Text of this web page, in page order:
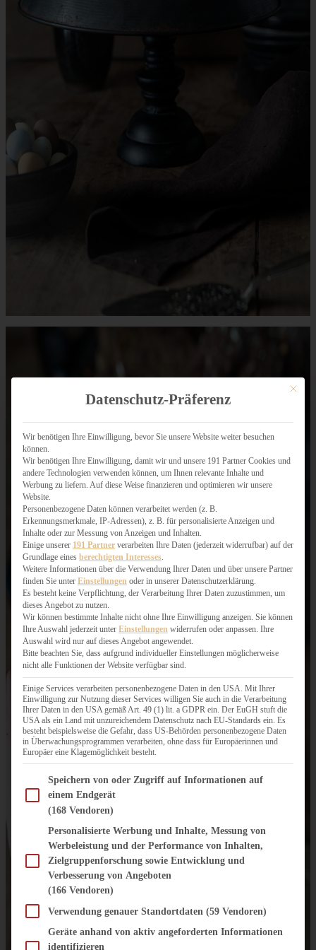
Mit
Datenschutz-Präferenz
Wir benötigen Ihre Einwilligung, bevor Sie unsere Website weiter besuchen
können.
Wir benötigen Ihre Einwilligung, damit wir und unsere 191 Partner Cookies und
andere Technologien verwenden können, um Ihnen relevante Inhalte und
Werbung zu liefern. Auf diese Weise finanzieren und optimieren wir unsere
Website.
Personenbezogene Daten können verarbeitet werden (z. B.
Erkennungsmerkmale, IP-Adressen), z. B. für personalisierte Anzeigen und
Inhalte oder zur Messung von Anzeigen und Inhalten.
Einige unserer 191 Partner verarbeiten Ihre Daten (jederzeit widerrufbar) auf der
Grundlage eines berechtigten Interesses
Weitere Informationen über die Verwendung Ihrer Daten und über unsere Partner
finden Sie unter Einstellungen oder in unserer Datenschutzerklärung.
Es besteht keine Verpflichtung, der Verarbeitung Ihrer Daten zuzustimmen, um
dieses Angebot zu nutzen.
Wir können bestimmte Inhalte nicht ohne Ihre Einwilligung anzeigen. Sie können
Ihre Auswahl jederzeit unter Einstellungen widerrufen oder anpassen. Ihre
Auswahl wird nur auf dieses Angebot angewendet.
Bitte beachten Sie, dass aufgrund individueller Einstellungen möglicherweise
nicht alle Funktionen der Website verfügbar sind.
Einige Services verarbeiten personenbezogene Daten in den USA. Mit Ihrer
Einwilligung zur Nutzung dieser Services willigen Sie auch in die Verarbeitung
Ihrer Daten in den USA gemäß Art. 49 (1) lit. a GDPR ein. Der EuGH stuft die
USA als ein Land mit unzureichendem Datenschutz nach EU-Standards ein. Es
besteht beispielsweise die Gefahr, dass US-Behörden personenbezogene Daten
in Überwachungsprogrammen verarbeiten, ohne dass für Europäerinnen und
Europäer eine Klagemöglichkeit besteht.
Im Folgenden finden Sie eine Liste der Zwecke des IAB Transparency and Consent
Speichern von oder Zugriff auf Informationen auf
einem Endgerät
(168 Vendoren)
Personalisierte Werbung und Inhalte, Messung von
Werbeleistung und der Performance von Inhalten,
Zielgruppenforschung sowie Entwicklung und
Verbesserung von Angeboten
(166 Vendoren)
Verwendung genauer Standortdaten (59 Vendoren)
Geräte anhand von aktiv angeforderten Informationen
identifizieren